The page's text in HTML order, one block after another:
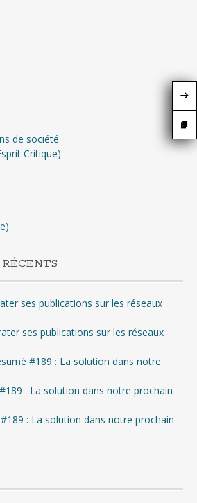
de société
Critique)
ses publications sur les réseaux
ses publications sur les réseaux
#189 : La solution dans notre
: La solution dans notre prochain
: La solution dans notre prochain